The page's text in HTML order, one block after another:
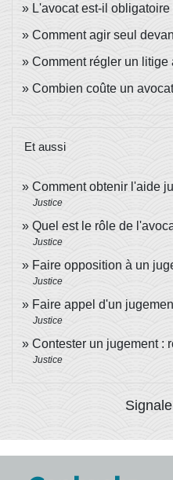
L'avocat est-il
Comment agir seul
Comment régler un litige
Combien coûte un
Et aussi
Comment obtenir l'aide
Justice
Quel est le rôle de
Justice
Faire opposition à un
Justice
Faire appel d'un
Justice
Contester un jugement :
Justice